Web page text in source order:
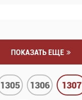
ПОКАЗАТЬ ЕЩЕ
1305 1306 1307